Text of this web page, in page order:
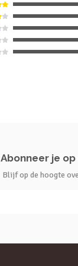
Abonneer je
Blijf op de hoogte